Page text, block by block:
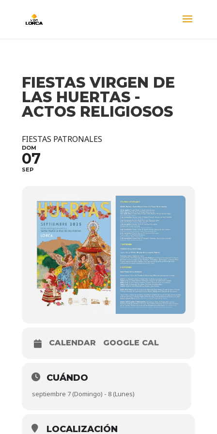
FIESTAS VIRGEN DE
LAS HUERTAS -
ACTOS RELIGIOSOS
FIESTAS PATRONALES
DOM
07
SEP
CALENDAR GOOGLE CAL
CUÁNDO
septiembre 7 (Domingo) - 8 (Lunes)
LOCALIZACIÓN